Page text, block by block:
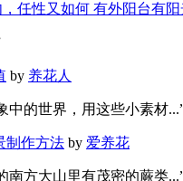
有外阳台有
by 养花人
中的世界，用这些小素材
制作方法 by 爱养花
南方大山里有茂密的蕨类